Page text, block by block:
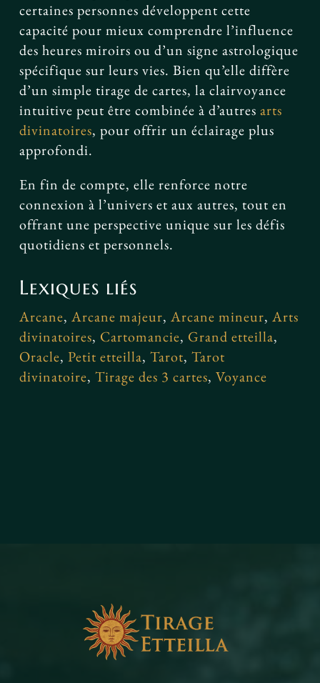
certaines personnes développent cette
capacité pour mieux comprendre l’influence
des heures miroirs ou d’un signe astrologique
spécifique sur leurs vies. Bien qu’elle diffère
d’un simple tirage de cartes, la clairvoyance
intuitive peut être combinée à d’autresarts
divinatoires, pour offrir un éclairage plus
approfondi.
En fin de compte, elle renforce notre
connexion à l’univers et aux autres, tout en
offrant une perspective unique sur les défis
quotidiens et personnels.
Lexiques liés
Arcane,Arcane majeur,Arcane mineur,Arts
divinatoires, Cartomancie, Grand etteilla,
Oracle,Petit etteilla,Tarot,Tarot
divinatoire,Tirage des 3 cartes,Voyance